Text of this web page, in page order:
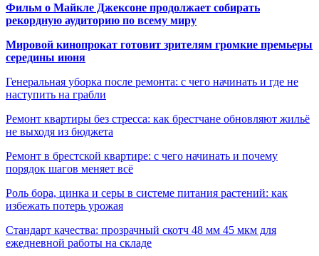
Фильм о Майкле Джексоне продолжает собирать
рекордную аудиторию по всему миру
Мировой кинопрокат готовит зрителям громкие премьеры
середины июня
Генеральная уборка после ремонта: с чего начинать и где не
наступить на грабли
Ремонт квартиры без стресса: как брестчане обновляют жильё
не выходя из бюджета
Ремонт в брестской квартире: с чего начинать и почему
порядок шагов меняет всё
Роль бора, цинка и серы в системе питания растений: как
избежать потерь урожая
Стандарт качества: прозрачный скотч 48 мм 45 мкм для
ежедневной работы на складе